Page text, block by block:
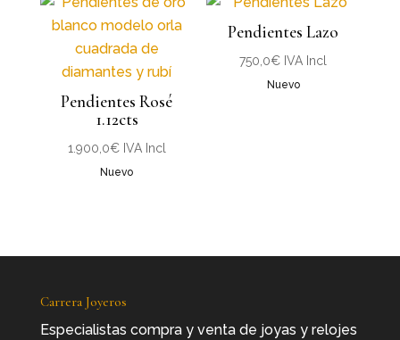
Pendientes Rosé
1.12cts
1.900,0€ IVA Incl
Nuevo
Pendientes Lazo
750,0€ IVA Incl
Nuevo
Carrera Joyeros
Especialistas compra y venta de joyas y relojes